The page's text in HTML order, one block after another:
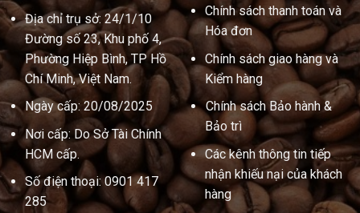
Địa chỉ trụ sở: 24/1/10
Đường số 23, Khu phố 4,
Phường Hiệp Bình, TP Hồ
Chí Minh, Việt Nam.
Ngày cấp: 20/08/2025
Nơi cấp: Do Sở Tài Chính
HCM cấp.
Số điện thoại: 0901 417
285
Chính sách thanh toán và
Hóa đơn
Chính sách giao hàng và
Kiểm hàng
Chính sách Bảo hành &
Bảo trì
Các kênh thông tin tiếp
nhận khiếu nại của khách
hàng